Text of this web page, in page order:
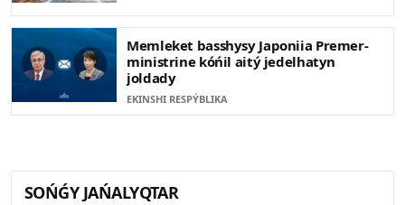
Memleket basshysy Japoniia Premer-
ministrine kóńil aitý jedelhatyn
joldady
EKINSHI RESPÝBLIKA
SOŃǴY JAŃALYQTAR